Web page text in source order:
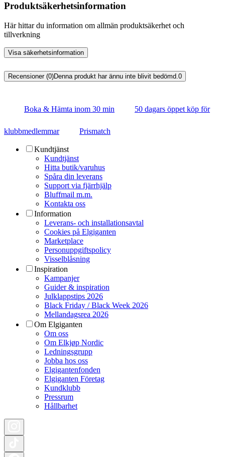
Produktsäkerhetsinformation
Här hittar du information om allmän produktsäkerhet och
tillverkning
Visa säkerhetsinformation
Recensioner (0)Denna produkt har ännu inte blivit bedömd. 0
Boka & Hämta inom 30 min 50 dagars öppet köp för
klubbmedlemmar Prismatch
Kundtjänst
Kundtjänst
Hitta butik/varuhus
Spåra din leverans
Support via fjärrhjälp
Bluffmail m.m.
Kontakta oss
Information
Leverans- och installationsavtal
Cookies på Elgiganten
Marketplace
Personuppgiftspolicy
Visselblåsning
Inspiration
Kampanjer
Guider & inspiration
Julklappstips 2026
Black Friday / Black Week 2026
Mellandagsrea 2026
Om Elgiganten
Om oss
Om Elkjøp Nordic
Ledningsgrupp
Jobba hos oss
Elgigantenfonden
Elgiganten Företag
Kundklubb
Pressrum
Hållbarhet